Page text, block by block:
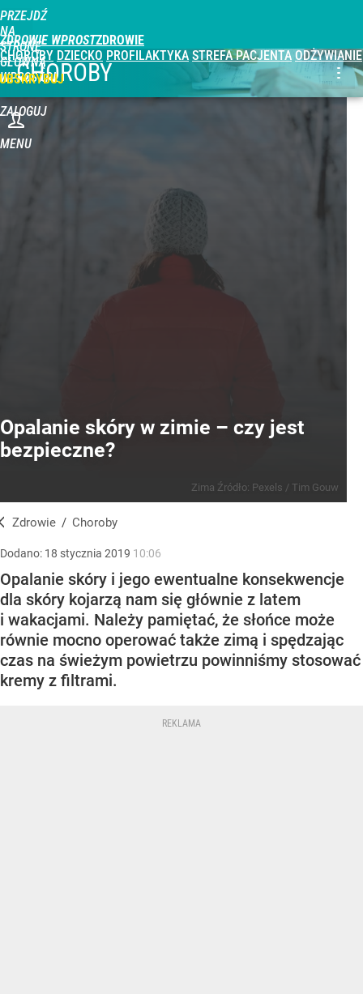
PRZEJDŹ
NA
STRONĘ
GŁÓWNĄ
WPROST.PL
ZDROWIE WPROST
CHOROBY DZIECKO PROFILAKTYKA STREFA PACJENTA ODŻYWIANIE
ZALOGUJ
MENU
CHOROBY
Opalanie skóry w zimie – czy jest
bezpieczne?
Zima Źródło: Pexels / Tim Gouw
Zdrowie / Choroby
Dodano: 18 stycznia 2019 10:06
Opalanie skóry i jego ewentualne konsekwencje
dla skóry kojarzą nam się głównie z latem
i wakacjami. Należy pamiętać, że słońce może
równie mocno operować także zimą i spędzając
czas na świeżym powietrzu powinniśmy stosować
kremy z filtrami.